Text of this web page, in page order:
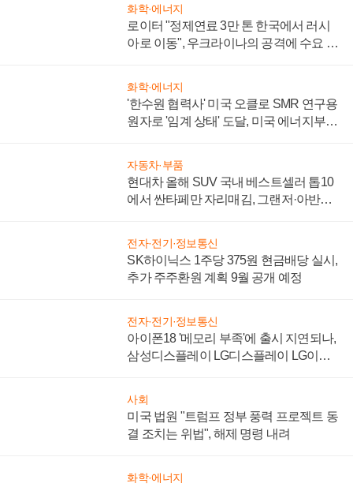
화학·에너지
로이터 "정제연료 3만 톤 한국에서 러시
아로 이동", 우크라이나의 공격에 수요 늘
화학·에너지
'한수원 협력사' 미국 오클로 SMR 연구용
원자로 '임계 상태' 도달, 미국 에너지부
자동차·부품
현대차 올해 SUV 국내 베스트셀러 톱10
에서 싼타페만 자리매김, 그랜저·아반떼
전자·전기·정보통신
SK하이닉스 1주당 375원 현금배당 실시,
추가 주주환원 계획 9월 공개 예정
전자·전기·정보통신
아이폰18 '메모리 부족'에 출시 지연되나,
삼성디스플레이 LG디스플레이 LG이노
사회
미국 법원 "트럼프 정부 풍력 프로젝트 동
결 조치는 위법", 해제 명령 내려
화학·에너지